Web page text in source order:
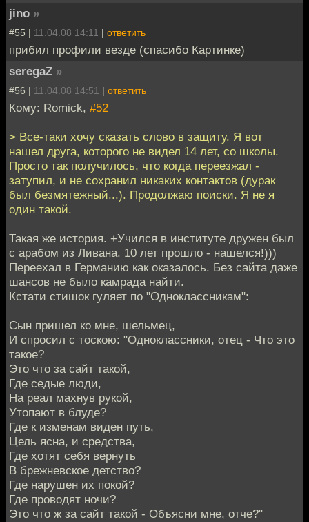
jino »
#55 | 11.04.08 14:11 | ответить
прибил профили везде (спасибо Картинке)
seregaZ »
#56 | 11.04.08 14:51 | ответить
Кому: Romick, #52
> Все-таки хочу сказать слово в защиту. Я вот
нашел друга, которого не видел 14 лет, со школы.
Просто так получилось, что когда переезжал -
затупил, и не сохранил никаких контактов (дурак
был безмятежный...). Продолжаю поиски. Я не я
один такой.
Такая же история. +Учился в институте дружен был
с арабом из Ливана. 10 лет прошло - нашелся!)))
Переехал в Германию как оказалось. Без сайта даже
шансов не было камрада найти.
Кстати стишок гуляет по "Одноклассникам":
Сын пришел ко мне, шельмец,
И спросил с тоскою: "Одноклассники, отец - Что это
такое?
Это что за сайт такой,
Где седые люди,
На реал махнув рукой,
Утопают в блуде?
Где к изменам виден путь,
Цель ясна, и средства,
Где хотят себя вернуть
В брежневское детство?
Где нарушен их покой?
Где проводят ночи?
Это что ж за сайт такой - Объясни мне, отче?"